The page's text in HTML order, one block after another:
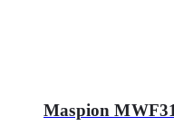
Maspion